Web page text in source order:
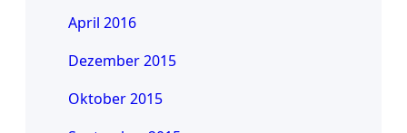
April 2016
Dezember 2015
Oktober 2015